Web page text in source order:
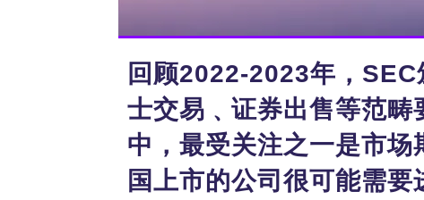
回顾2022-2023年，
士交易﹑证券出售等范
中，最受关注之一是市
国上市的公司很可能需